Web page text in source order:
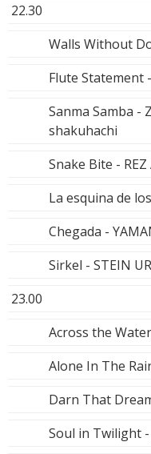
22.30
Walls Without
Flute Statement -
Sanma Samba -
shakuhachi
Snake Bite - REZ
La esquina de
Chegada -
Sirkel - STEIN
23.00
Across the
Alone In The
Darn That
Soul in Twilight -